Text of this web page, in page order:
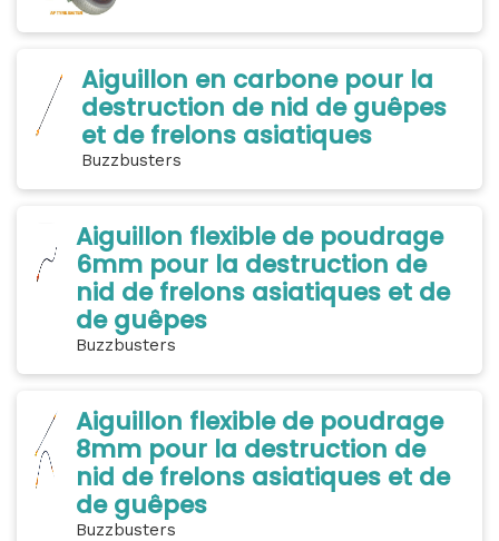
Aiguillon en carbone pour la
destruction de nid de guêpes
et de frelons asiatiques
Buzzbusters
Aiguillon flexible de poudrage
6mm pour la destruction de
nid de frelons asiatiques et de
de guêpes
Buzzbusters
Aiguillon flexible de poudrage
8mm pour la destruction de
nid de frelons asiatiques et de
de guêpes
Buzzbusters